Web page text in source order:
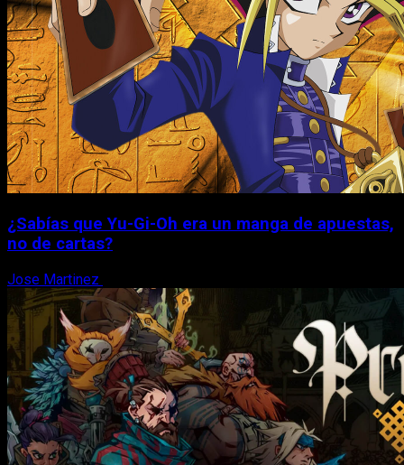
¿Sabías que Yu-Gi-Oh era un manga de apuestas,
no de cartas?
Jose Martinez